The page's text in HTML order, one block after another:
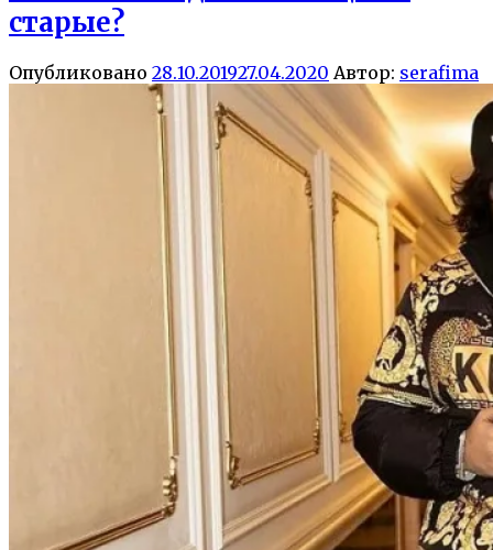
старые?
Опубликовано 28.10.201927.04.2020 Автор: serafima